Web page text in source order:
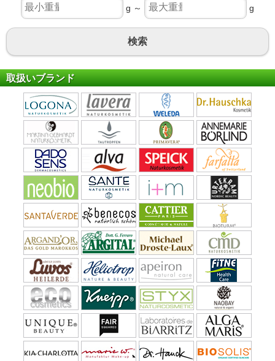
g ～ g
検索
取扱いブランド